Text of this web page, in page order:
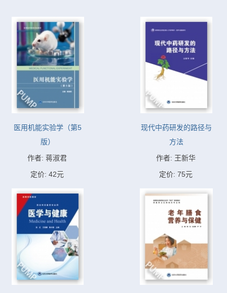
医用机能实验学（第5
版）
作者: 蒋淑君
定价: 42元
现代中药研发的路径与
方法
作者: 王新华
定价: 75元